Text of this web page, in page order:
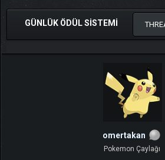
GÜNLÜK ÖDÜL SISTEMI
omertakan
Pokemon Çaylağı